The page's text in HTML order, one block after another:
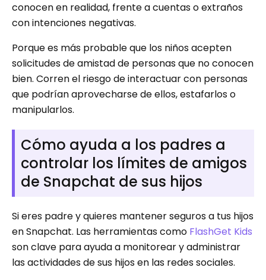
conocen en realidad, frente a cuentas o extraños
con intenciones negativas.
Porque es más probable que los niños acepten
solicitudes de amistad de personas que no conocen
bien. Corren el riesgo de interactuar con personas
que podrían aprovecharse de ellos, estafarlos o
manipularlos.
Cómo ayuda a los padres a
controlar los límites de amigos
de Snapchat de sus hijos
Si eres padre y quieres mantener seguros a tus hijos
en Snapchat. Las herramientas como FlashGet Kids
son clave para ayuda a monitorear y administrar
las actividades de sus hijos en las redes sociales.